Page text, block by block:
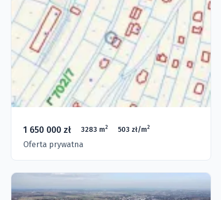
1 650 000 zł 3283 m2 503 zł/m2
Oferta prywatna